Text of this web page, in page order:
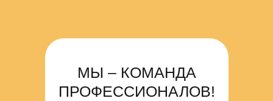
МЫ – КОМАНДА
ПРОФЕССИОНАЛОВ!